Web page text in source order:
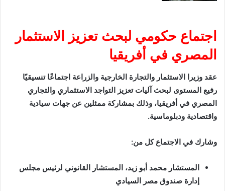
اجتماع حكومي لبحث تعزيز الاستثمار
المصري في أفريقيا
عقد وزيرا الاستثمار والتجارة الخارجية والزراعة اجتماعًا تنسيقيًا
رفيع المستوى لبحث آليات تعزيز التواجد الاستثماري والتجاري
المصري في أفريقيا، وذلك بمشاركة ممثلين عن جهات سيادية
واقتصادية ودبلوماسية.
وشارك في الاجتماع كل من:
المستشار محمد أبو زيد، المستشار القانوني لرئيس مجلس
إدارة صندوق مصر السيادي